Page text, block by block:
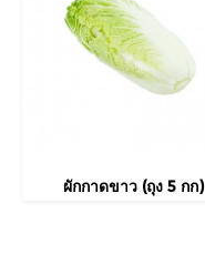
ผักกาดขาว (ถุง 5 กก)